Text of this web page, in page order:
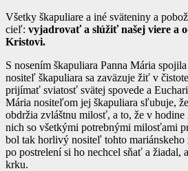
Všetky škapuliare a iné sväteniny a
cieľ: vyjadrovať a slúžiť našej viere a
Kristovi.
S nosením škapuliara Panna Mária
nositeľ škapuliara sa zaväzuje žiť v
prijímať sviatosť svätej spovede a
Mária nositeľom jej škapuliara sľubuje,
obdržia zvláštnu milosť, a to, že v
nich so všetkými potrebnými milosťami
bol tak horlivý nositeľ tohto mariánskeho
po postrelení si ho nechcel sňať a žiadal,
krku.